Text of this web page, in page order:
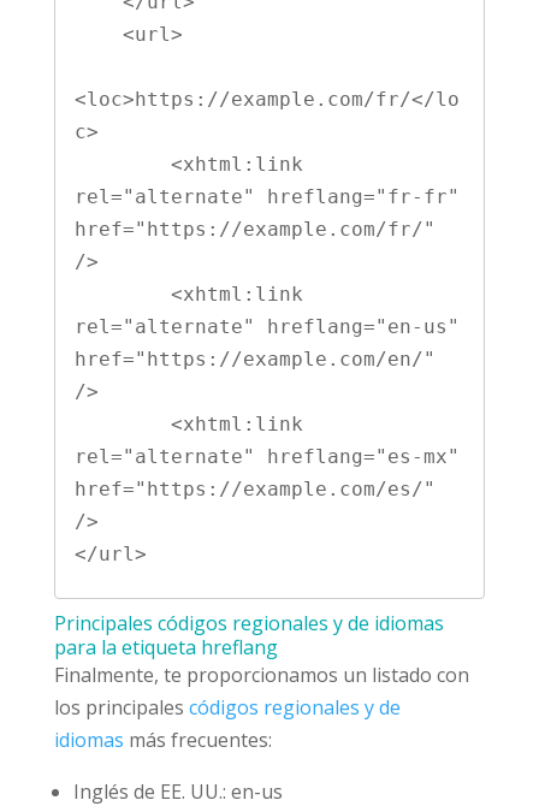
<loc>https://example.com/fr/</lo
c>
rel="alternate" hreflang="fr-fr"
href="https://example.com/fr/"
/>
rel="alternate" hreflang="en-us"
href="https://example.com/en/"
/>
rel="alternate" hreflang="es-mx"
href="https://example.com/es/"
/>
Principales códigos regionales y de idiomas
para la etiqueta hreflang
Finalmente, te proporcionamos un listado con
los principales códigos regionales y de
idiomas más frecuentes:
Inglés de EE. UU.: en-us